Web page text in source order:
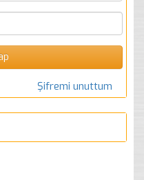
Şifremi unuttum